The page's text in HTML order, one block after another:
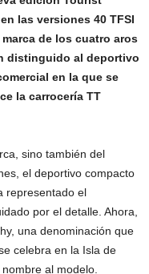
las versiones 40 TFSI
de los cuatro aros
distinguido al deportivo
en la que se
la carrocería TT
sino también del
el deportivo compacto
representado el
por el detalle. Ahora,
una denominación que
celebra en la Isla de
al modelo.